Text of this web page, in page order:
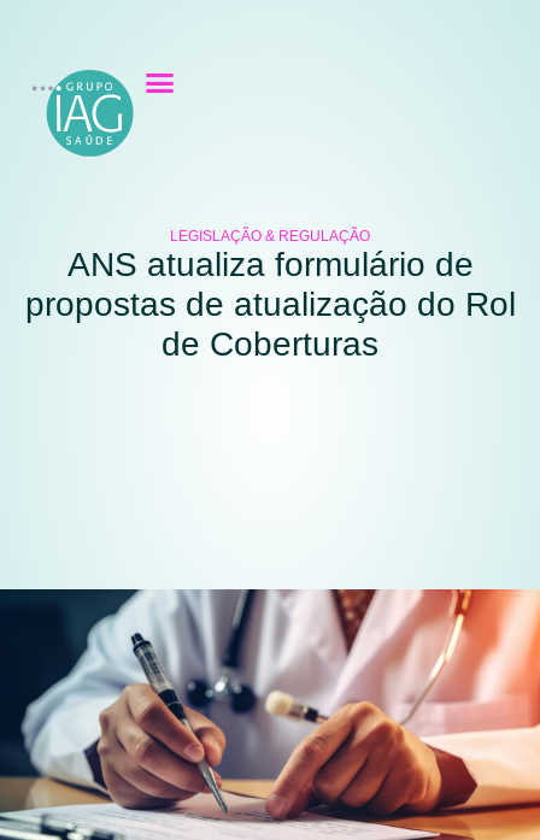
LEGISLAÇÃO & REGULAÇÃO
ANS atualiza formulário de
propostas de atualização do Rol
de Coberturas